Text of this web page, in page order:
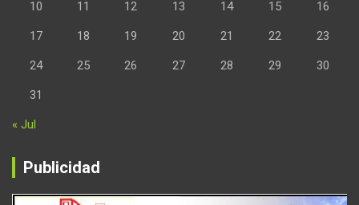
10 11 12 13 14 15 16
17 18 19 20 21 22 23
24 25 26 27 28 29 30
31
« Jul
Publicidad